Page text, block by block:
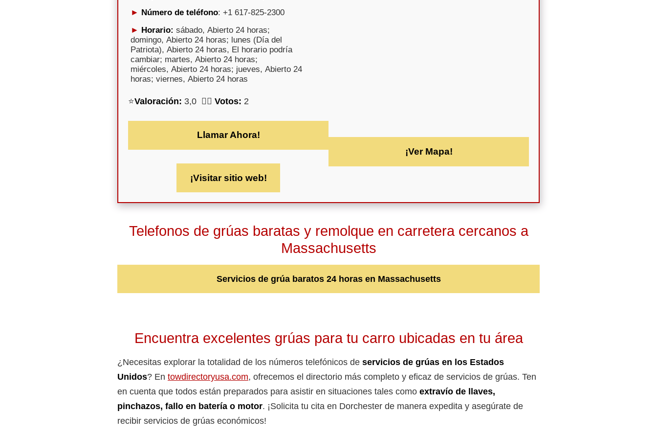
Número de teléfono: +1 617-825-2300
Horario: sábado, Abierto 24 horas;
domingo, Abierto 24 horas; lunes (Día del
Patriota), Abierto 24 horas, El horario podría
cambiar; martes, Abierto 24 horas;
miércoles, Abierto 24 horas; jueves, Abierto 24
horas; viernes, Abierto 24 horas
⭐Valoración: 3,0 🕵️‍♀️ Votos: 2
Llamar Ahora!
¡Visitar sitio web!
¡Ver Mapa!
Telefonos de grúas baratas y remolque en carretera cercanos a
Massachusetts
Servicios de grúa baratos 24 horas en Massachusetts
Encuentra excelentes grúas para tu carro ubicadas en tu área
¿Necesitas explorar la totalidad de los números telefónicos de servicios de grúas en los Estados
Unidos? En towdirectoryusa.com, ofrecemos el directorio más completo y eficaz de servicios de grúas. Ten
en cuenta que todos están preparados para asistir en situaciones tales como extravío de llaves,
pinchazos, fallo en batería o motor. ¡Solicita tu cita en Dorchester de manera expedita y asegúrate de
recibir servicios de grúas económicos!